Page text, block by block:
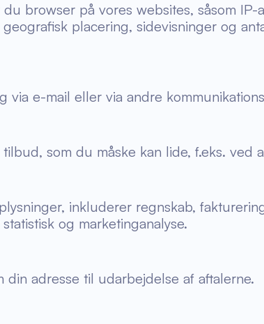
browser på vores websites, såsom
placering, sidevisninger og
via e-mail eller via andre
som du måske kan lide, f.eks. ved
inkluderer regnskab,
og marketinganalyse.
adresse til udarbejdelse af aftalerne.